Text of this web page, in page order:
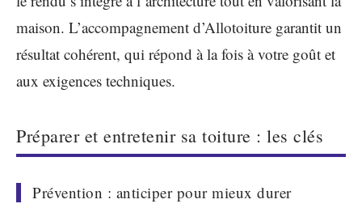
maison. L’accompagnement d’Allotoiture garantit un
résultat cohérent, qui répond à la fois à votre goût et
aux exigences techniques.
Préparer et entretenir sa toiture : les clés
Prévention : anticiper pour mieux durer